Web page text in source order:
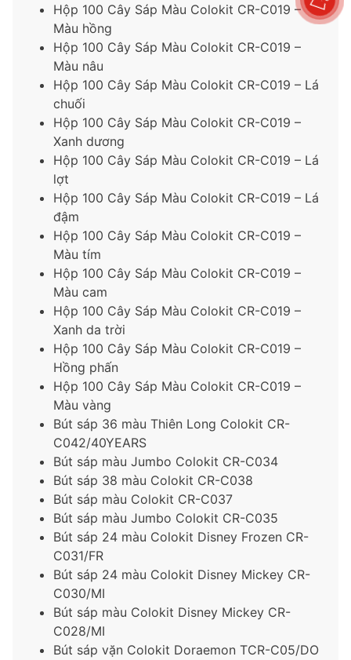
Hộp 100 Cây Sáp Màu Colokit CR-C019 –
Màu hồng
Hộp 100 Cây Sáp Màu Colokit CR-C019 –
Màu nâu
Hộp 100 Cây Sáp Màu Colokit CR-C019 – Lá
chuối
Hộp 100 Cây Sáp Màu Colokit CR-C019 –
Xanh dương
Hộp 100 Cây Sáp Màu Colokit CR-C019 – Lá
lợt
Hộp 100 Cây Sáp Màu Colokit CR-C019 – Lá
đậm
Hộp 100 Cây Sáp Màu Colokit CR-C019 –
Màu tím
Hộp 100 Cây Sáp Màu Colokit CR-C019 –
Màu cam
Hộp 100 Cây Sáp Màu Colokit CR-C019 –
Xanh da trời
Hộp 100 Cây Sáp Màu Colokit CR-C019 –
Hồng phấn
Hộp 100 Cây Sáp Màu Colokit CR-C019 –
Màu vàng
Bút sáp 36 màu Thiên Long Colokit CR-
C042/40YEARS
Bút sáp màu Jumbo Colokit CR-C034
Bút sáp 38 màu Colokit CR-C038
Bút sáp màu Colokit CR-C037
Bút sáp màu Jumbo Colokit CR-C035
Bút sáp 24 màu Colokit Disney Frozen CR-
C031/FR
Bút sáp 24 màu Colokit Disney Mickey CR-
C030/MI
Bút sáp màu Colokit Disney Mickey CR-
C028/MI
Bút sáp vặn Colokit Doraemon TCR-C05/DO